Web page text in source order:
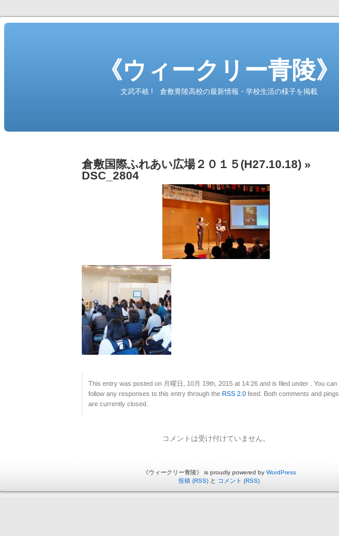
《ウィークリー青陵》
文武不岐 ! 倉敷青陵高校の最新情報・学校生活の様子を掲載
倉敷国際ふれあい広場２０１５(H27.10.18) »
DSC_2804
This entry was posted on 月曜日, 10月 19th, 2015 at 14:26 and is filed under . You can
follow any responses to this entry through the RSS 2.0 feed. Both comments and pings
are currently closed.
コメントは受け付けていません。
《ウィークリー青陵》 is proudly powered by WordPress
投稿 (RSS) と コメント (RSS)